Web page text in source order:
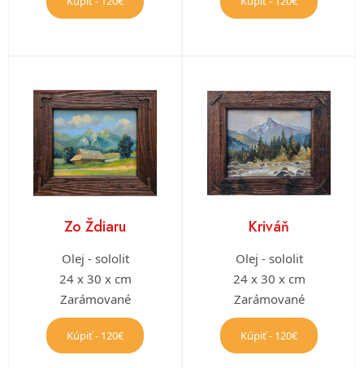
Zo Ždiaru
Olej - sololit
24 x 30 x cm
Zarámované
Kúpiť - 120€
Kriváň
Olej - sololit
24 x 30 x cm
Zarámované
Kúpiť - 120€